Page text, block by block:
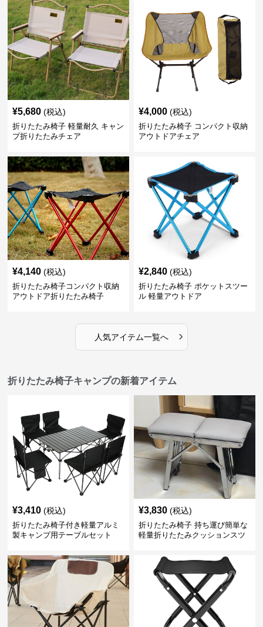
¥5,680 (税込)
折りたたみ椅子 軽量耐久 キャン
プ折りたたみチェア
¥4,000 (税込)
折りたたみ椅子 コンパクト収納
アウトドアチェア
¥4,140 (税込)
折りたたみ椅子コンパクト収納
アウトドア折りたたみ椅子
¥2,840 (税込)
折りたたみ椅子 ポケットスツー
ル 軽量アウトドア
人気アイテム一覧へ ›
折りたたみ椅子キャンプの新着アイテム
¥3,410 (税込)
折りたたみ椅子付き軽量アルミ
製キャンプ用テーブルセット
¥3,830 (税込)
折りたたみ椅子 持ち運び簡単な
軽量折りたたみクッションスツ